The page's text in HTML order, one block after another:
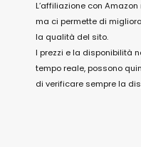
L’affiliazione con
ma ci permette di
la qualità del sito.
I prezzi e la disponibilità
tempo reale, possono
di verificare sempre la